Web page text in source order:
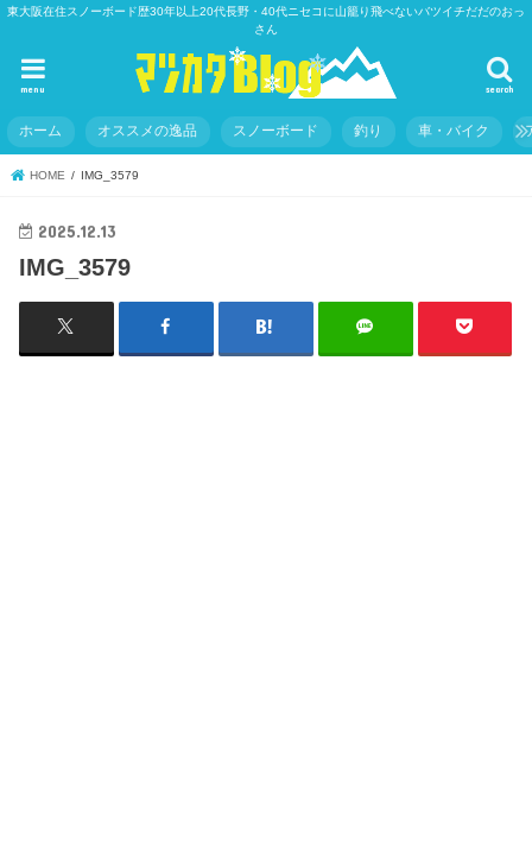
東大阪在住スノーボード歴30年以上20代長野・40代ニセコに山籠り飛べないバツイチだだのおっ
さん
search
menu
ホーム オススメの逸品 スノーボード 釣り 車・バイク
HOME IMG_3579
2025.12.13
IMG_3579